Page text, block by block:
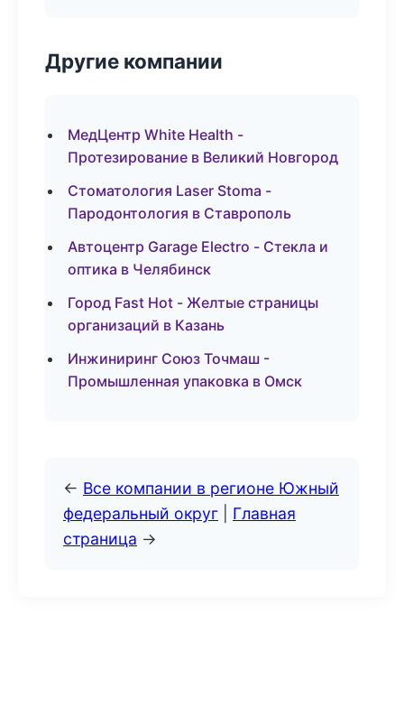
Другие компании
МедЦентр White Health -
Протезирование в Великий Новгород
Стоматология Laser Stoma -
Пародонтология в Ставрополь
Автоцентр Garage Electro - Стекла и
оптика в Челябинск
Город Fast Hot - Желтые страницы
организаций в Казань
Инжиниринг Союз Точмаш -
Промышленная упаковка в Омск
← Все компании в регионе Южный
федеральный округ
Главная
страница →